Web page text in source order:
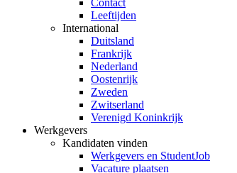
Contact
Leeftijden
International
Duitsland
Frankrijk
Nederland
Oostenrijk
Zweden
Zwitserland
Verenigd Koninkrijk
Werkgevers
Kandidaten vinden
Werkgevers en StudentJob
Vacature plaatsen